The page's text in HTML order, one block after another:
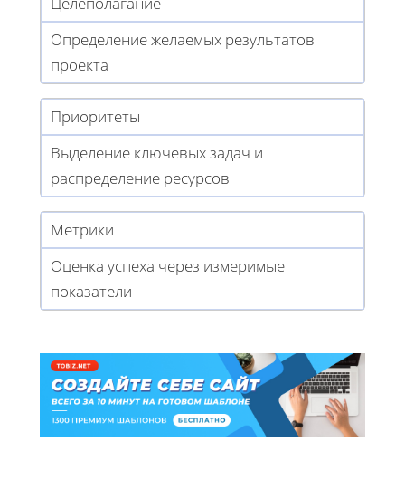
Определение желаемых результатов
проекта
Приоритеты
Выделение ключевых задач и
распределение ресурсов
Метрики
Оценка успеха через измеримые
показатели